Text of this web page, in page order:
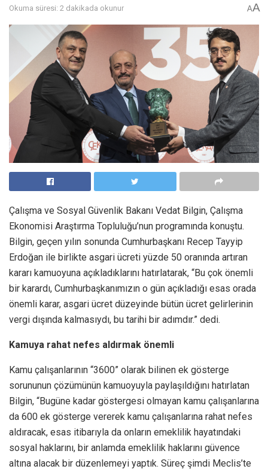
Okuma süresi: 2 dakikada okunur AA
Çalışma ve Sosyal Güvenlik Bakanı Vedat Bilgin, Çalışma
Ekonomisi Araştırma Topluluğu’nun programında konuştu.
Bilgin, geçen yılın sonunda Cumhurbaşkanı Recep Tayyip
Erdoğan ile birlikte asgari ücreti yüzde 50 oranında artıran
kararı kamuoyuna açıkladıklarını hatırlatarak, “Bu çok önemli
bir karardı, Cumhurbaşkanımızın o gün açıkladığı esas orada
önemli karar, asgari ücret düzeyinde bütün ücret gelirlerinin
vergi dışında kalmasıydı, bu tarihi bir adımdır.” dedi.
Kamuya rahat nefes aldırmak önemli
Kamu çalışanlarının “3600” olarak bilinen ek gösterge
sorununun çözümünün kamuoyuyla paylaşıldığını hatırlatan
Bilgin, “Bugüne kadar göstergesi olmayan kamu çalışanlarına
da 600 ek gösterge vererek kamu çalışanlarına rahat nefes
aldıracak, esas itibarıyla da onların emeklilik hayatındaki
sosyal haklarını, bir anlamda emeklilik haklarını güvence
altına alacak bir düzenlemeyi yaptık. Süreç şimdi Meclis’te